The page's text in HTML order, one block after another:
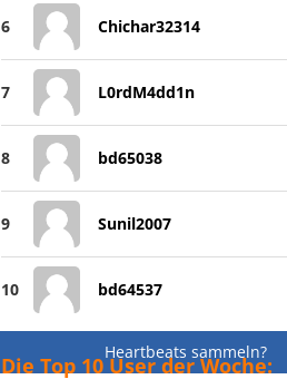
6 Chichar32314
7 L0rdM4dd1n
8 bd65038
9 Sunil2007
10 bd64537
Heartbeats sammeln?
Die Top 10 User der Woche: